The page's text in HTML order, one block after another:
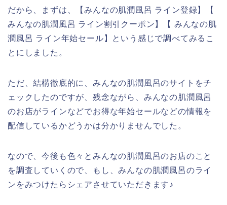
だから、まずは、【みんなの肌潤風呂 ライン登録】【
みんなの肌潤風呂 ライン割引クーポン】【 みんなの肌
潤風呂 ライン年始セール】という感じで調べてみるこ
とにしました。
ただ、結構徹底的に、みんなの肌潤風呂のサイトをチ
ェックしたのですが、残念ながら、みんなの肌潤風呂
のお店がラインなどでお得な年始セールなどの情報を
配信しているかどうかは分かりませんでした。
なので、今後も色々とみんなの肌潤風呂のお店のこと
を調査していくので、もし、みんなの肌潤風呂のライ
ンをみつけたらシェアさせていただきます♪